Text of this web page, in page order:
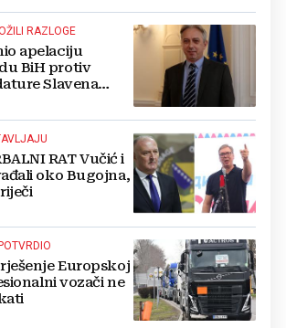
RAZLOGE
apelaciju
BiH protiv
Slavena
RAT Vučić i
oko Bugojna,
Europskoj
vozači ne